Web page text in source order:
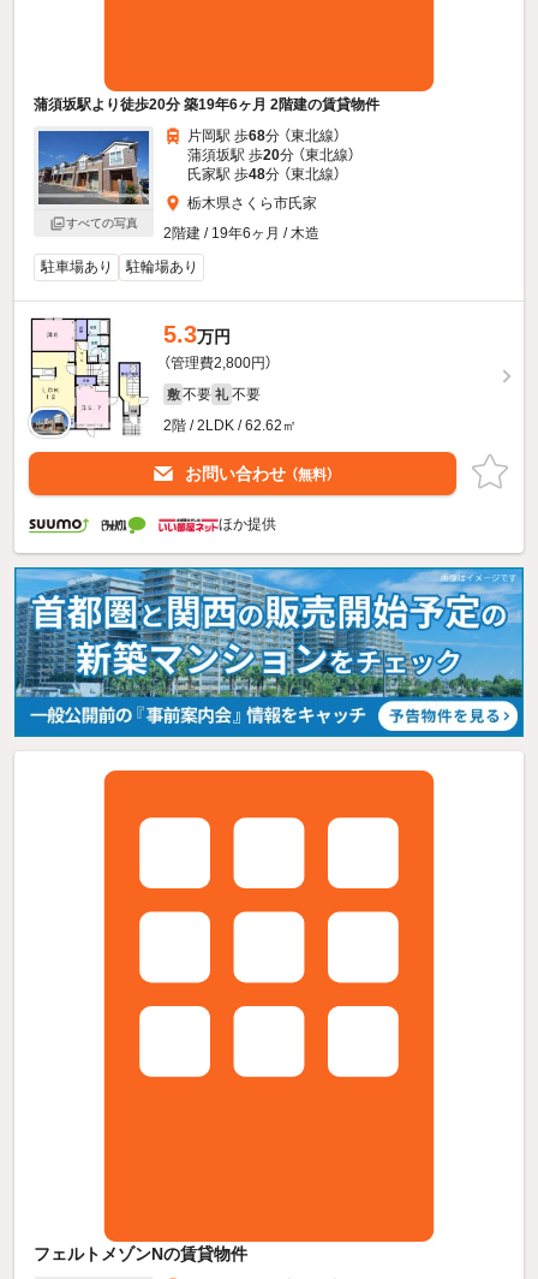
蒲須坂駅より徒歩20分 築19年6ヶ月 2階建の賃貸物件
すべての写真
片岡駅 歩68分 （東北線）
蒲須坂駅 歩20分 （東北線）
氏家駅 歩48分 （東北線）
栃木県さくら市氏家
2階建 / 19年6ヶ月 / 木造
駐車場あり
駐輪場あり
5.3万円
（管理費2,800円）
敷 不要 礼 不要
2階 / 2LDK / 62.62㎡
お問い合わせ （無料）
ほか提供
フェルトメゾンNの賃貸物件